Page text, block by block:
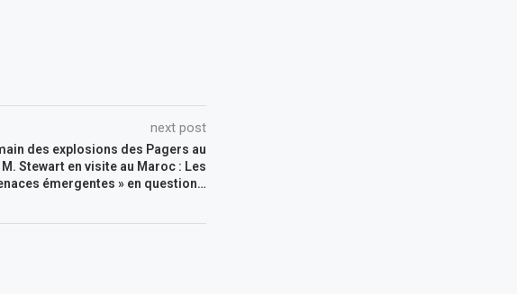
next post
des explosions des Pagers au
M. Stewart en visite au Maroc : Les
émergentes » en question…